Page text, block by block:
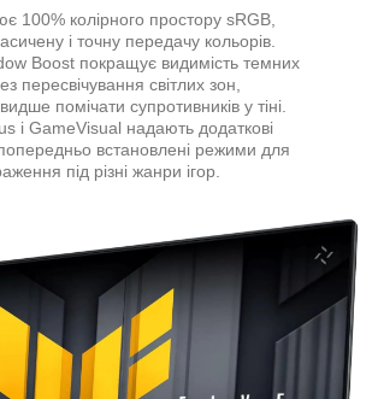
100% колірного простору sRGB,
і точну передачу кольорів.
Boost покращує видимість темних
пересвічування світлих зон,
помічати супротивників у тіні.
і GameVisual надають додаткові
встановлені режими для
під різні жанри ігор.